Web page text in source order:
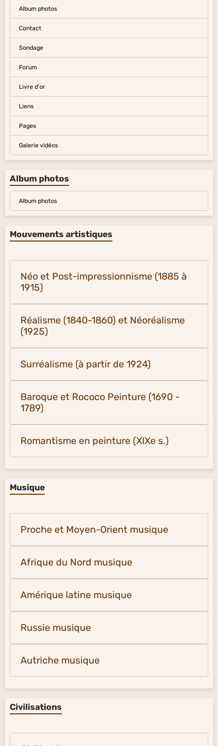
Album photos
Contact
Sondage
Forum
Livre d'or
Liens
Pages
Galerie vidéos
Album photos
Album photos
Mouvements artistiques
Néo et Post-impressionnisme (1885 à
1915)
Réalisme (1840-1860) et Néoréalisme
(1925)
Surréalisme (à partir de 1924)
Baroque et Rococo Peinture (1690 -
1789)
Romantisme en peinture (XIXe s.)
Musique
Proche et Moyen-Orient musique
Afrique du Nord musique
Amérique latine musique
Russie musique
Autriche musique
Civilisations